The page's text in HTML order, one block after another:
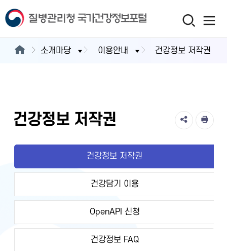
소개마당 이용안내 건강정보 저작권
건강정보 저작권
건강정보 저작권
건강담기 이용
OpenAPI 신청
건강정보 FAQ